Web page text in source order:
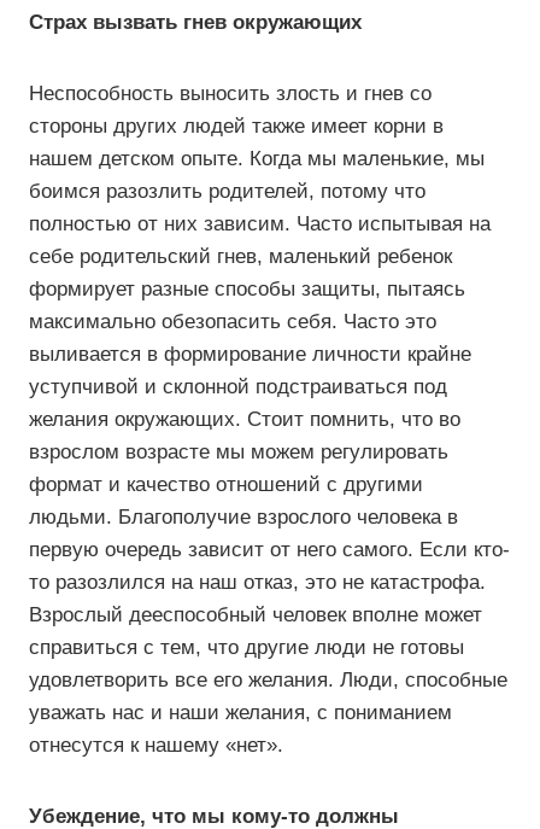
Страх вызвать гнев окружающих
Неспособность выносить злость и гнев со
стороны других людей также имеет корни в
нашем детском опыте. Когда мы маленькие, мы
боимся разозлить родителей, потому что
полностью от них зависим. Часто испытывая на
себе родительский гнев, маленький ребенок
формирует разные способы защиты, пытаясь
максимально обезопасить себя. Часто это
выливается в формирование личности крайне
уступчивой и склонной подстраиваться под
желания окружающих. Стоит помнить, что во
взрослом возрасте мы можем регулировать
формат и качество отношений с другими
людьми. Благополучие взрослого человека в
первую очередь зависит от него самого. Если кто-
то разозлился на наш отказ, это не катастрофа.
Взрослый дееспособный человек вполне может
справиться с тем, что другие люди не готовы
удовлетворить все его желания. Люди, способные
уважать нас и наши желания, с пониманием
отнесутся к нашему «нет».
Убеждение, что мы кому-то должны